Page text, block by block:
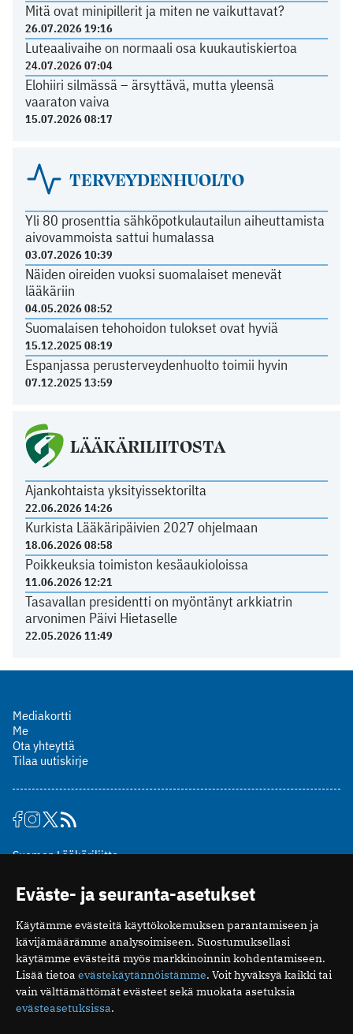
Mitä ovat minipillerit ja miten ne vaikuttavat?
26.07.2026 19:16
Luteaalivaihe on normaali osa kuukautiskiertoa
24.07.2026 07:04
Elohiiri silmässä – ärsyttävä, mutta yleensä
vaaraton vaiva
15.07.2026 08:17
TERVEYDENHUOLTO
Yli 80 prosenttia sähköpotkulautailun aiheuttamista
aivovammoista sattui humalassa
03.07.2026 10:39
Näiden oireiden vuoksi suomalaiset menevät
lääkäriin
04.05.2026 08:52
Suomalaisen tehohoidon tulokset ovat hyviä
15.12.2025 08:19
Espanjassa perusterveydenhuolto toimii hyvin
07.12.2025 13:59
LÄÄKÄRILIITOSTA
Ajankohtaista yksityissektorilta
22.06.2026 14:26
Kurkista Lääkäripäivien 2027 ohjelmaan
18.06.2026 08:58
Poikkeuksia toimiston kesäaukioloissa
11.06.2026 12:21
Tasavallan presidentti on myöntänyt arkkiatrin
arvonimen Päivi Hietaselle
22.05.2026 11:49
Mediakortti
Me
Ota yhteyttä
Tilaa uutiskirje
Suomen Lääkäriliitto
00510 Helsinki
puh. (09) 393 091
toimitus@potilaanlaakarilehti.fi
ISSN 2323-9476
Eväste- ja seuranta-asetukset
Käytämme evästeitä käyttökokemuksen parantamiseen ja
kävijämäärämme analysoimiseen. Suostumuksellasi
käytämme evästeitä myös markkinoinnin kohdentamiseen.
Lisää tietoa evästekäytännöistämme. Voit hyväksyä kaikki tai
vain välttämättömät evästeet sekä muokata asetuksia
evästeasetuksissa.